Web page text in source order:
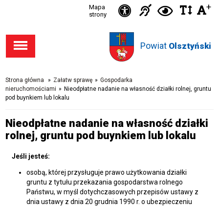
Przejdź
dostępności
Przejdź
głównego
Przejdź
wyszukiwarki
Przejdź
Powiat Olsztyński
Mapa
strony
Ikonka
dostępności
IkonkaIkonka
w
+
Strona główna » Załatw sprawę » Gospodarka
nieruchomościami » Nieodpłatne nadanie na własność działki rolnej, gruntu
pod buynkiem lub lokalu
Nieodpłatne nadanie na własność działki
rolnej, gruntu pod buynkiem lub lokalu
Jeśli jesteś:
osobą, której przysługuje prawo użytkowania działki
gruntu z tytułu przekazania gospodarstwa rolnego
Państwu, w myśl dotychczasowych przepisów ustawy z
dnia ustawy z dnia 20 grudnia 1990 r. o ubezpieczeniu